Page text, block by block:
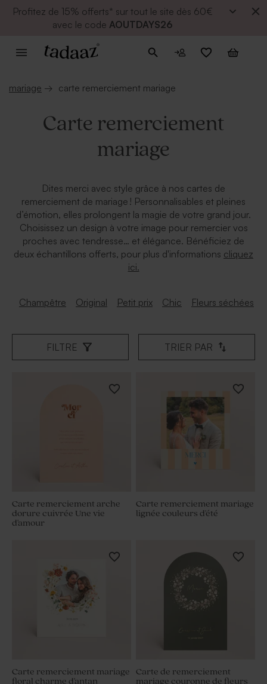
Profitez de 15% offerts* sur tout le site dès 60€
avec le code AOUTDAYS26
mariage → carte remerciement mariage
Carte remerciement
mariage
Dites merci avec style grâce à nos cartes de
remerciement de mariage ! Personnalisables et pleines
d’émotion, elles prolongent la magie de votre grand jour.
Choisissez un design à votre image pour remercier vos
proches avec tendresse… et élégance. Bénéficiez de
deux échantillons offerts, pour plus d'informations cliquez
ici.
Champêtre Original Petit prix Chic Fleurs séchées
FILTRE TRIER PAR
Carte remerciement arche
dorure cuivrée Une vie
d'amour
Carte remerciement mariage
lignée couleurs d'été
Carte remerciement mariage
floral charme d'antan
Carte de remerciement
mariage couronne de fleurs